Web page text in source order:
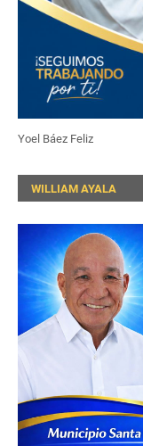
Yoel Báez Feliz
WILLIAM AYALA